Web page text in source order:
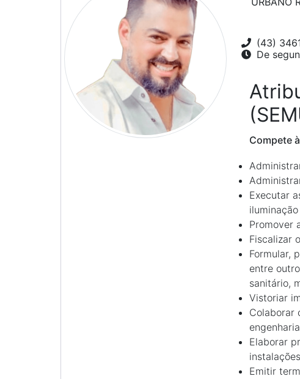
(43)
De
Compete
Executar
Promover
Fiscalizar
Formular,
entre
sanitário,
Vistoriar
Colaborar
Elaborar
Emitir